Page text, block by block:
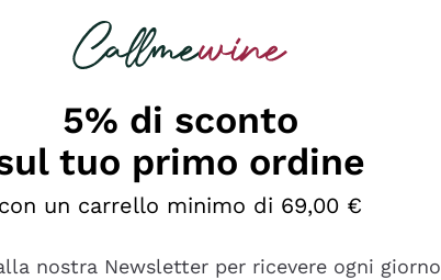
5% di sconto
tuo primo ordine
con un carrello minimo di 69,00 €
nostra Newsletter per ricevere ogni giorno